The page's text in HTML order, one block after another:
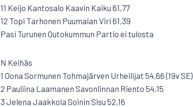
11 Keijo Kantosalo Kaavin Kaiku 61,77
12 Topi Tarhonen Puumalan Viri 61,39
Pasi Turunen Outokummun Partio ei tulosta
N Keihäs
1 Oona Sormunen Tohmajärven Urheilijat 54,66 (19v SE)
2 Pauliina Laamanen Savonlinnan Riento 54,15
3 Jelena Jaakkola Soinin Sisu 52,16